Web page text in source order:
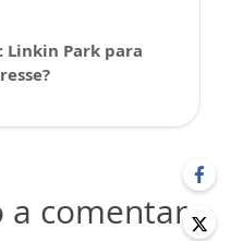
Linkin Park para
a comentar